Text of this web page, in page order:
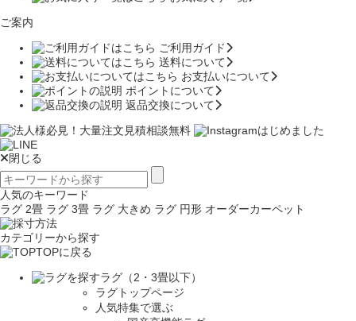
ご案内
ご利用ガイド
送料について
お支払いについて
ポイントについて
返品交換について
閉じる
人気のキーワード
ラグ 2畳 ラグ 3畳 ラグ 大きめ ラグ 円形 オーダーカーペット
カテゴリーから探す
TOPに戻る
ラグ（2・3畳以下）
ラグトップページ
人気特集で選ぶ